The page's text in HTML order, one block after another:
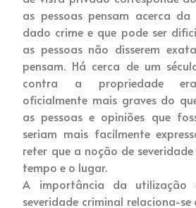
as pessoas pensam acerca da
dado crime e que pode ser
as pessoas não disserem
pensam. Há cerca de um
contra a propriedade
oficialmente mais graves do
as pessoas e opiniões que
seriam mais facilmente
reter que a noção de
tempo e o lugar.
A importância da utilização
severidade criminal relaciona-se